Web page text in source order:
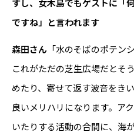
すし、女木島でもゲストに「
ですね」と言われます
森田さん 「水のそばのポテン
これがただの芝生広場だとそ
めたり、寄せて返す波音をき
良いメリハリになります。ア
いたりする活動の合間に、海